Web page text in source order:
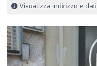
Visualizza indirizzo e